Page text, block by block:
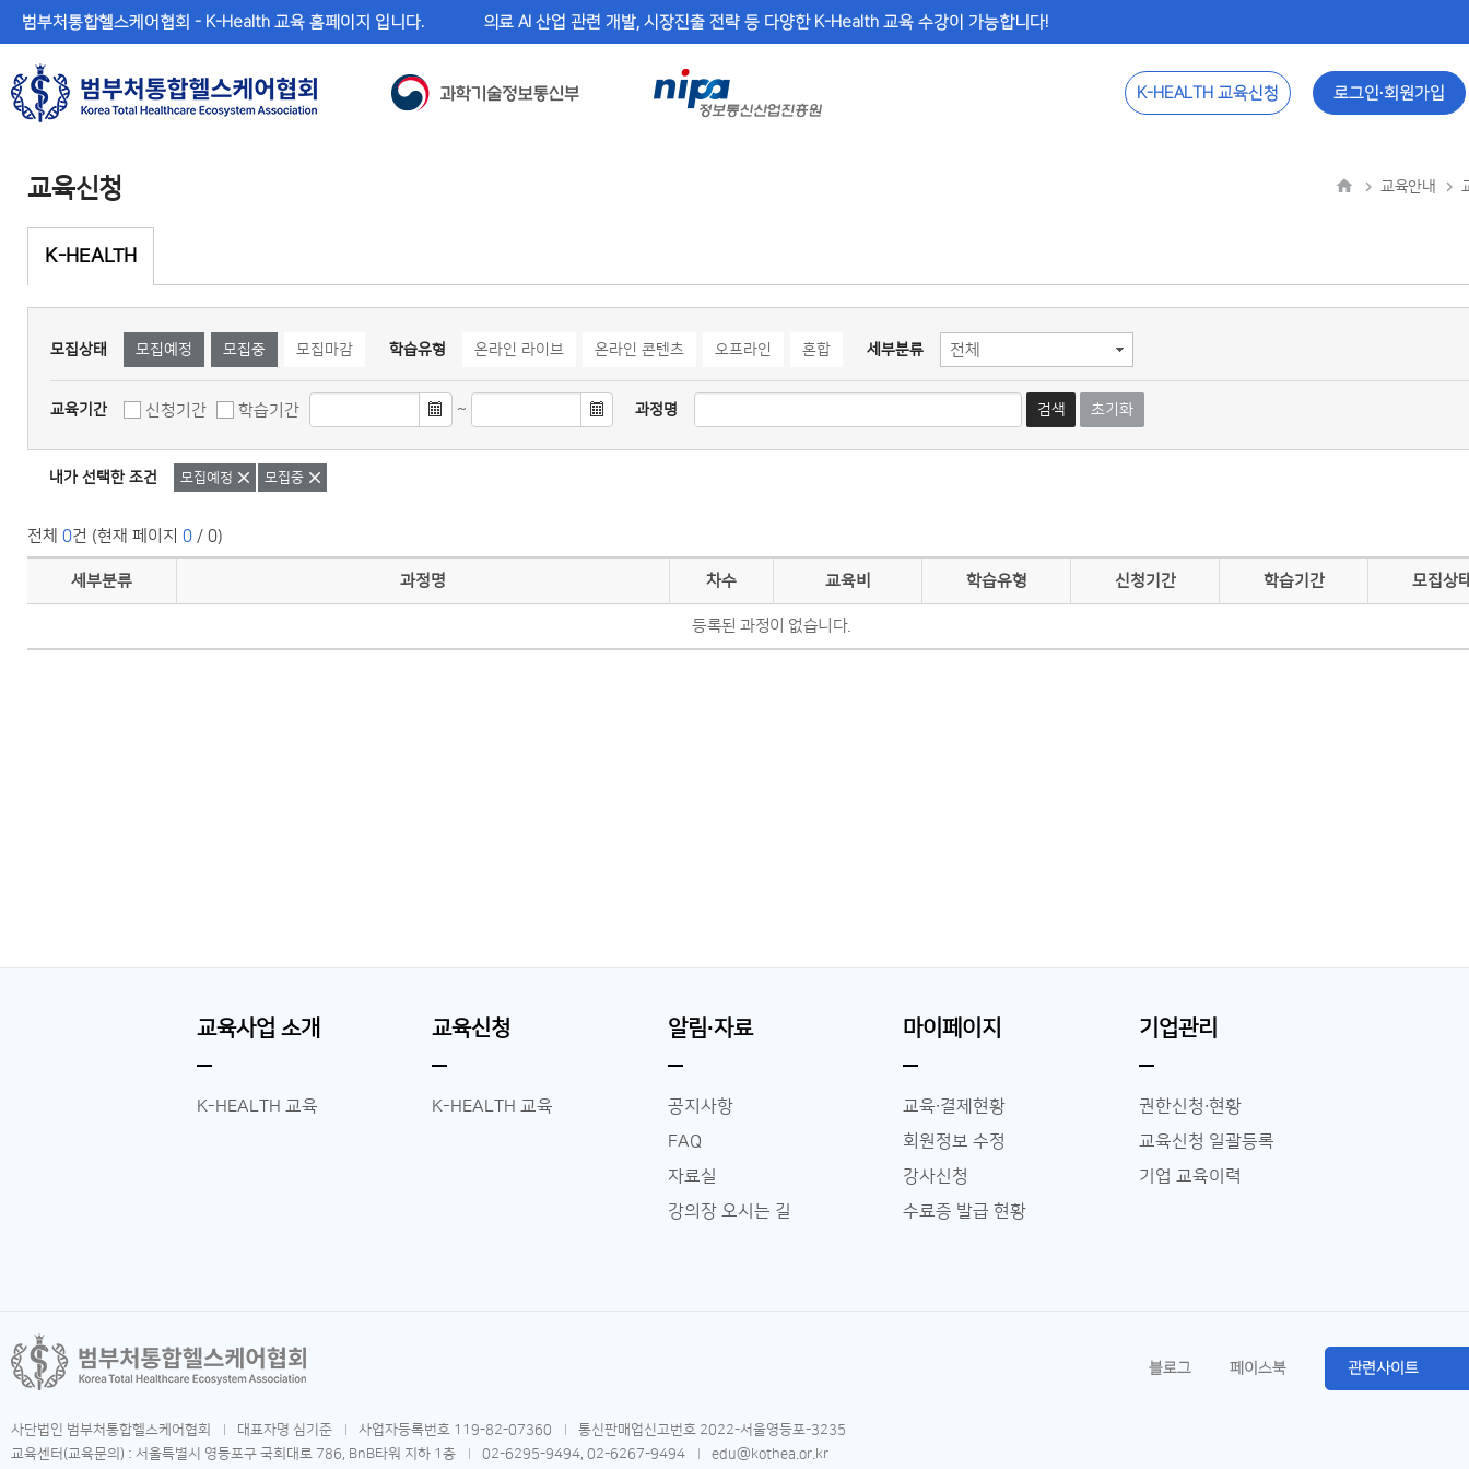
바
가
기
바
가
기
범부처통합헬스케어협회 - K-Health 교육 홈페이지 입니다. 의료 AI 산업 관련 개발, 시장진출 전략 등 다양한 K-Health 교육 수강이 가능합니다!
K-HEALTH 교육신청 로그인∙회원가입
교육신청 교육안내
K-HEALTH
모집상태 모집예정 모집중 모집마감 학습유형 온라인 라이브 온라인 콘텐츠 오프라인 혼합 세부분류
교육기간 신청기간 학습기간 ~ 과정명 검색 초기화
내가 선택한 조건 모집예정 삭제 모집중삭제
전체 0건 (현재 페이지 0 / 0)
세부분류 과정명 차수 교육비 학습유형 신청기간 학습기간 모집상
등록된 과정이 없습니다.
교육사업 소개
K-HEALTH 교육
교육신청
K-HEALTH 교육
알림∙자료
공지사항
FAQ
자료실
강의장 오시는 길
마이페이지
교육∙결제현황
회원정보 수정
강사신청
수료증 발급 현황
기업관리
권한신청∙현황
교육신청 일괄등록
기업 교육이력
블로그 페이스북 관련사이트
사단법인 범부처통합헬스케어협회 대표자명 심기준 사업자등록번호 119-82-07360
통신판매업신고번호 2022-서울영등포-3235
교육센터(교육문의) : 서울특별시 영등포구 국회대로 786, BnB타워 지하 1층
02-6295-9494, 02-6267-9494 edu@kothea.or.kr